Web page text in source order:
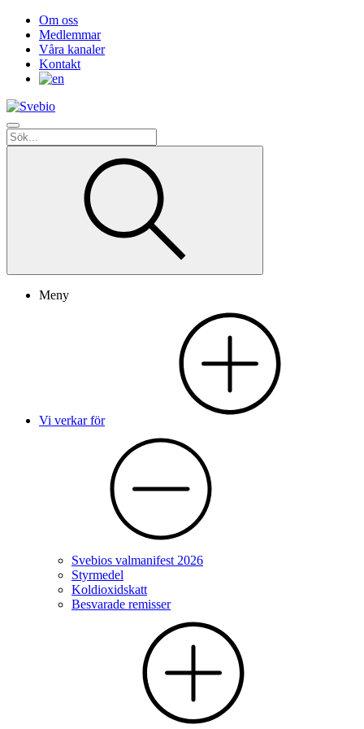
Om oss
Medlemmar
Våra kanaler
Kontakt
Meny
Vi verkar för
Svebios valmanifest 2026
Styrmedel
Koldioxidskatt
Besvarade remisser